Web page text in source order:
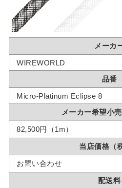
メーカ
WIREWORLD
品番
Micro-Platinum Eclipse 8
メーカー希望小
82,500円（1m）
当店価格（
お問い合わせ
配送料